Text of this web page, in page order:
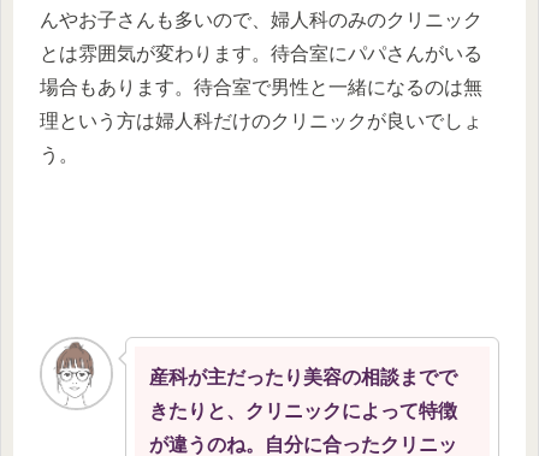
んやお子さんも多いので、婦人科のみのクリニック
とは雰囲気が変わります。待合室にパパさんがいる
場合もあります。待合室で男性と一緒になるのは無
理という方は婦人科だけのクリニックが良いでしょ
う。
産科が主だったり美容の相談までで
きたりと、クリニックによって特徴
が違うのね。自分に合ったクリニッ